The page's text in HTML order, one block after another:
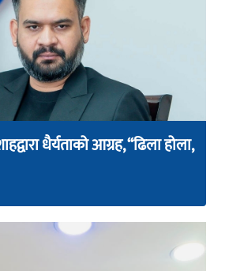
धैर्यताको आग्रह, “ढिला होला,